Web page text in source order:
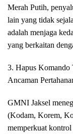
Merah Putih,
lain yang tidak
adalah menjaga
yang berkaitan
3. Hapus Komando
Ancaman
GMNI Jaksel
(Kodam, Korem,
memperkuat